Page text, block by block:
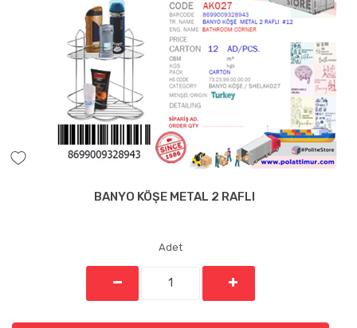
BANYO KÖŞE METAL 2 RAFLI
Adet